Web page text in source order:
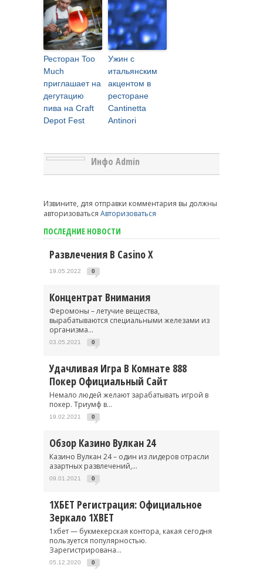
Ресторан Too
Much
приглашает на
дегутацию
пива на Craft
Depot Fest
Ужин c
итальянским
акцентом в
ресторане
Cantinetta
Antinori
Инфо Admin
Извините, для отправки комментария вы должны
авторизоваться Авторизоваться
ПОСЛЕДНИЕ НОВОСТИ
Развлечения В Casino X
19.05.2022 0
Концентрат Внимания
Феромоны – летучие вещества,
вырабатываются специальными железами из
организма...
03.05.2021 0
Удачливая Игра В Комнате 888
Покер Официальный Сайт
Немало людей желают зарабатывать игрой в
покер. Триумф в...
19.02.2021 0
Обзор Казино Вулкан 24
Казино Вулкан 24 – один из лидеров отрасли
азартных развлечений,...
09.01.2021 0
1ХБЕТ Регистрация: Официальное
Зеркало 1XBET
1хбет — букмекерская контора, какая сегодня
пользуется популярностью.
Зарегистрирована...
05.12.2020 0